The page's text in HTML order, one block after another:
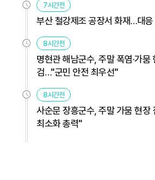
7시간전
부산 철강제조 공장서 화재…대응
8시간전
명현관 해남군수, 주말 폭염·가뭄
검…"군민 안전 최우선"
8시간전
사순문 장흥군수, 주말 가뭄 현장
최소화 총력"